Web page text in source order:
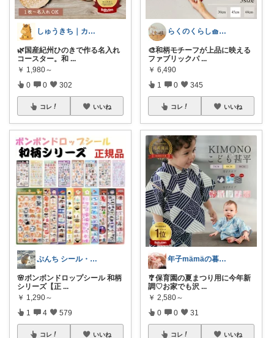
しゅうきち｜カフェ☕と暮らし🍀
🌿国産紀州ひのきで作る名入れ
コースター。和 ...
￥ 1,980～
0 0 302
コレ いいね
ぷんち シール・ファンシー雑貨多め
🌸ボンボンドロップシール 和柄
シリーズ【正 ...
￥ 1,290～
1 4 579
コレ いいね
らくのくらし🧺手しごとで暮らしを整える
🎨和柄モチーフが上品に映える
ファブリックパ ...
￥ 6,490
1 0 345
コレ いいね
年子mämäの暮らしROOM👩🏼🩶
🎐保育園の夏まつり用に今年新
調♡お家でも沢 ...
￥ 2,580～
0 0 31
コレ いいね